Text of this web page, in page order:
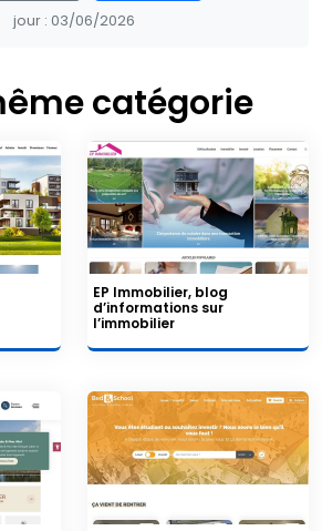
jour : 03/06/2026
catégorie
EP Immobilier, blog
d’informations sur
l’immobilier